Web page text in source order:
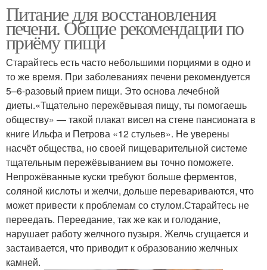
Питание для восстановления
печени. Общие рекомендации по
приёму пищи
Старайтесь есть часто небольшими порциями в одно и
то же время. При заболеваниях печени рекомендуется
5–6-разовый прием пищи. Это основа лечебной
диеты.«Тщательно пережёвывая пищу, ты помогаешь
обществу» — такой плакат висел на стене пансионата в
книге Ильфа и Петрова «12 стульев». Не уверены
насчёт общества, но своей пищеварительной системе
тщательным пережёвыванием вы точно поможете.
Непрожёванные куски требуют больше ферментов,
соляной кислоты и желчи, дольше перевариваются, что
может привести к проблемам со стулом.Старайтесь не
переедать. Переедание, так же как и голодание,
нарушает работу желчного пузыря. Желчь сгущается и
застаивается, что приводит к образованию желчных
камней.